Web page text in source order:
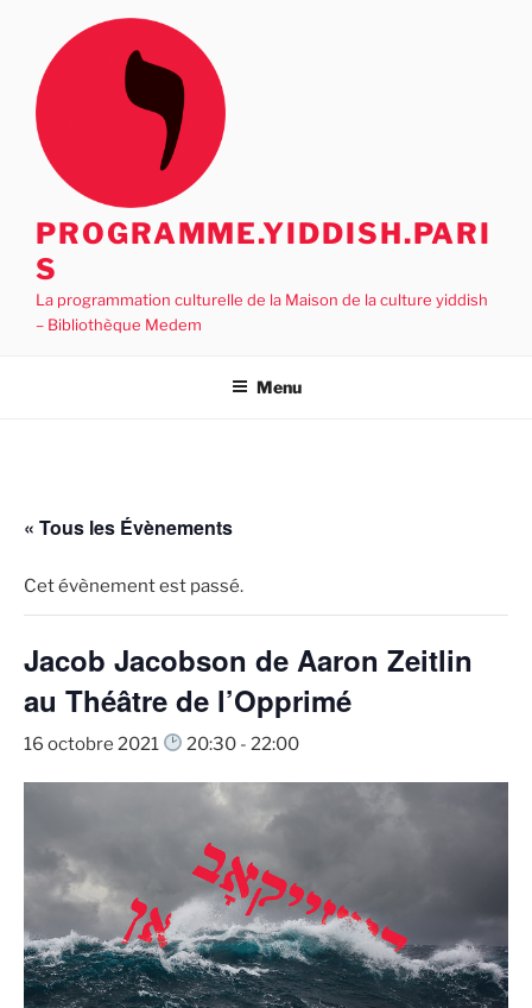
contenu
principal
PROGRAMME.YIDDISH.PARI
S
La programmation culturelle de la Maison de la culture yiddish
– Bibliothèque Medem
Menu
« Tous les Évènements
Cet évènement est passé.
Jacob Jacobson de Aaron Zeitlin
au Théâtre de l’Opprimé
16 octobre 2021 20:30 - 22:00